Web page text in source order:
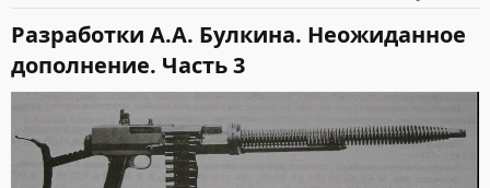
Разработки А.А. Булкина. Неожиданное
дополнение. Часть 3​